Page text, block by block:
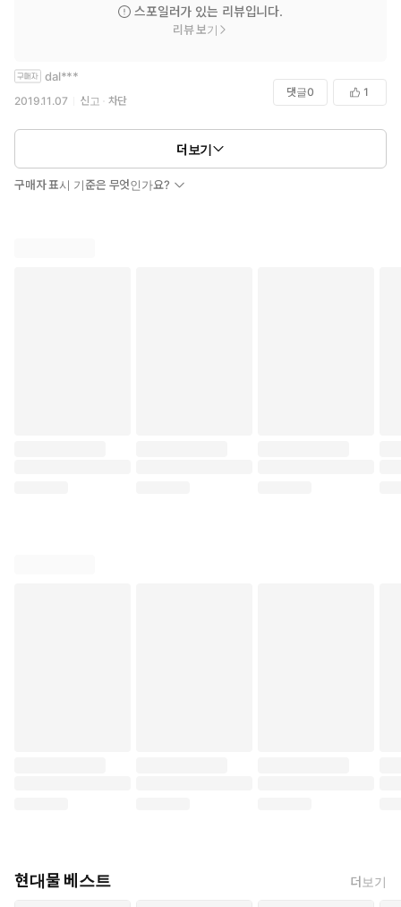
릴리도 가슴아픈(?)과거사에 목메이거나 힘들어하지않고
잘커서 이쁩니다. 속물적인데 귀여워요.
다른쪽으로 각자 능력공수라 투닥거리면서도 잘 지냅니다.
처음 불친절한 직업설명이나 인물직업(마피아관련)들을
빼면 흡입력있고 중간중간 유쾌한?부분도 있어서 금방 읽었어요!
자, 이제 러시아로 가서 외가쪽 분들과 친하게 지내는
스포일러가 있는 리뷰입니다.
리뷰 보기
dal***
2019.11.07 신고 차단
댓글0 1
더보기
구매자 표시 기준은 무엇인가요?
현대물 베스트 더보기